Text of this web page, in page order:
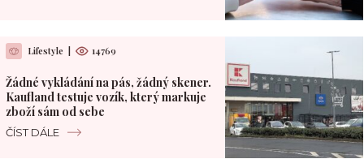
Lifestyle 14769
Žádné vykládání na pás, žádný skener.
Kaufland testuje vozík, který markuje
zboží sám od sebe
ČÍST DÁLE